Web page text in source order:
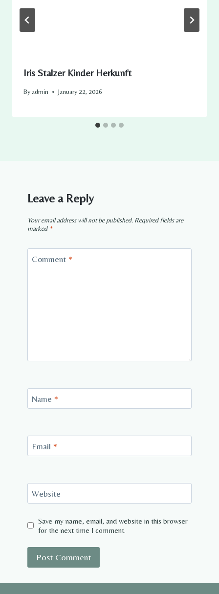
Iris Stalzer Kinder Herkunft​
By admin January 22, 2026
Leave a Reply
Your email address will not be published. Required fields are
marked *
Comment *
Name *
Email *
Website
Save my name, email, and website in this browser
for the next time I comment.